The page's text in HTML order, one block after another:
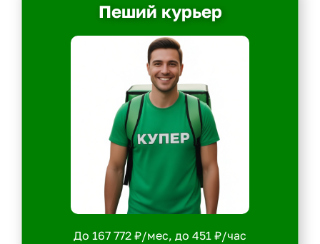
Пеший курьер
До 167 772 ₽/мес, до 451 ₽/час